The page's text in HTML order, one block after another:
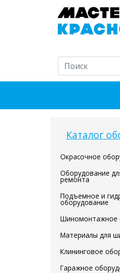
Каталог
Окрасочное
Оборудование
ремонта
Подъемное и
оборудование
Шиномонтажное
Материалы для
Клининговое
Гаражное